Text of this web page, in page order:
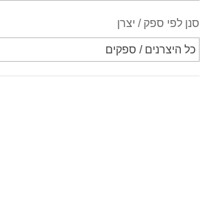
סנן לפי ספק / יצרן